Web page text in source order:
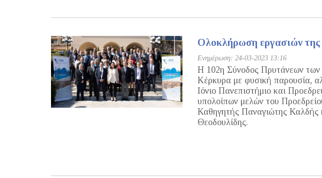
Ολοκλήρωση εργασιών
Ενημέρωση: 24-03-2023 13:16
H 102η Σύνοδος Πρυτάνεων των
Κέρκυρα με φυσική παρουσία,
Ιόνιο Πανεπιστήμιο και
υπολοίπων μελών του
Καθηγητής Παναγιώτης Καλδής
Θεοδουλίδης.